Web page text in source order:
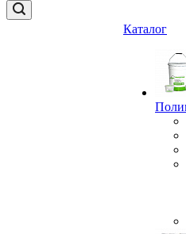
Каталог